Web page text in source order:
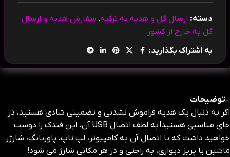
دسته: ارسال گل و هدیه به ترکیه, سفارش هدیه و ارسال
گل به خارج از کشور
به اشتراک بگذارید:
توضیحات
اگر به دنبال یک هدیه فراموش نشدنی و تضمینی شادی هستید، در
جای مناسبی هستید! به لطف اتصال USB آن، این فندک را دوست
خواهید داشت که با اتصال آن به کامپیوتر، لپ تاپ، پاوربانک، شارژر
ماشین یا پریز دیواری، به راحتی و در هر مکانی شارژ می شود!